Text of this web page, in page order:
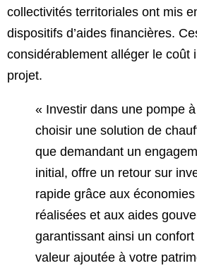
collectivités territoriales ont mis
dispositifs d’aides financières.
considérablement alléger le coût
projet.
« Investir dans une pompe à
choisir une solution de
que demandant un
initial, offre un retour sur
rapide grâce aux économies
réalisées et aux aides
garantissant ainsi un
valeur ajoutée à votre